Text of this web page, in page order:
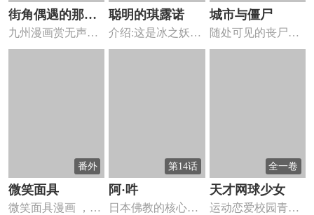
街角偶遇的那对
男女
九州漫画赏无声部
门，准优秀赏。
吧！红魔馆的妖
精们
聪明的琪露诺
介绍:这是冰之妖精
获得思考能力后的
城市与僵尸
随处可见的丧尸题
材漫画，主角是高
番外
微笑面具
微笑面具漫画 ，终
第14话
阿·吽
日本佛教的核心，
全一卷
天才网球少女
运动恋爱校园青春